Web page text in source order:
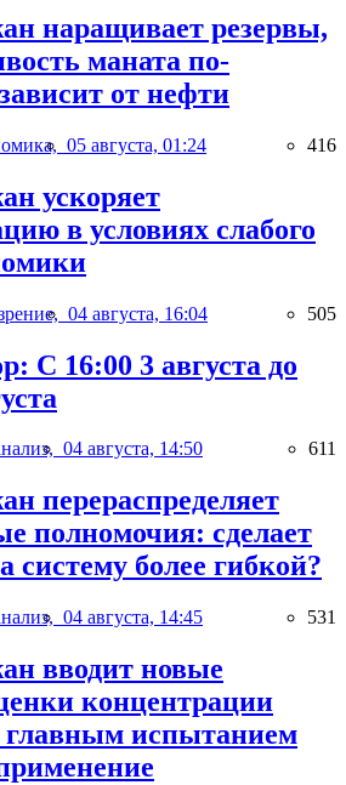
наращивает резервы,
маната по-
от нефти
05 августа, 01:24 416
ускоряет
в условиях слабого
04 августа, 16:04 505
С 16:00 3 августа до
04 августа, 14:50 611
перераспределяет
полномочия: сделает
систему более гибкой?
04 августа, 14:45 531
вводит новые
концентрации
испытанием